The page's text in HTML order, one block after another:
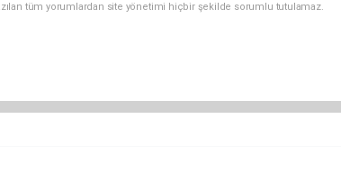
tüm yorumlardan site yönetimi hiçbir şekilde sorumlu tutulamaz.